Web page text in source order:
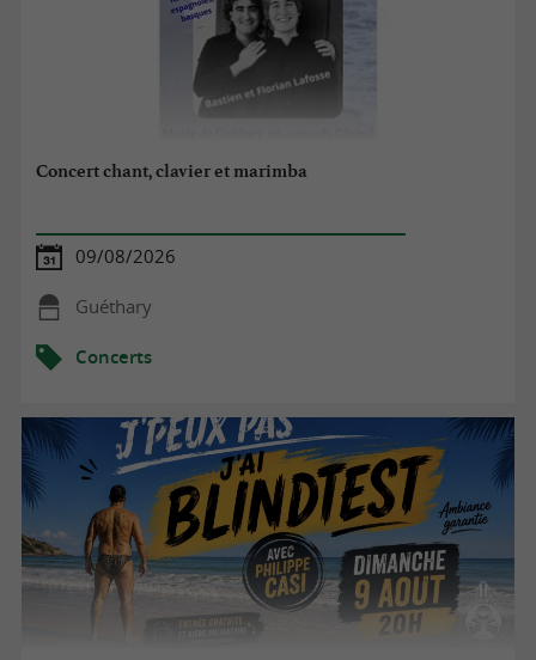
Concert chant, clavier et marimba
09/08/2026
Guéthary
Concerts